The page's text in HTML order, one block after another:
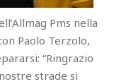
Pms nella
Paolo Terzolo,
“Ringrazio
strade si